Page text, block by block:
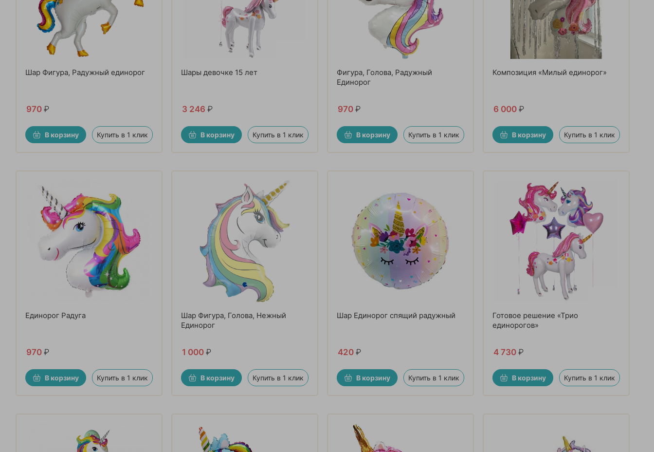
Шар Фигура, Радужный единорог
970 ₽
В корзину Купить в 1 клик
Шары девочке 15 лет
3 246 ₽
В корзину Купить в 1 клик
Фигура, Голова, Радужный
Единорог
970 ₽
В корзину Купить в 1 клик
Композиция «Милый единорог»
6 000 ₽
В корзину Купить в 1 клик
Единорог Радуга
970 ₽
В корзину Купить в 1 клик
Шар Фигура, Голова, Нежный
Единорог
1 000 ₽
В корзину Купить в 1 клик
Шар Единорог спящий радужный
420 ₽
В корзину Купить в 1 клик
Готовое решение «Трио
единорогов»
4 730 ₽
В корзину Купить в 1 клик